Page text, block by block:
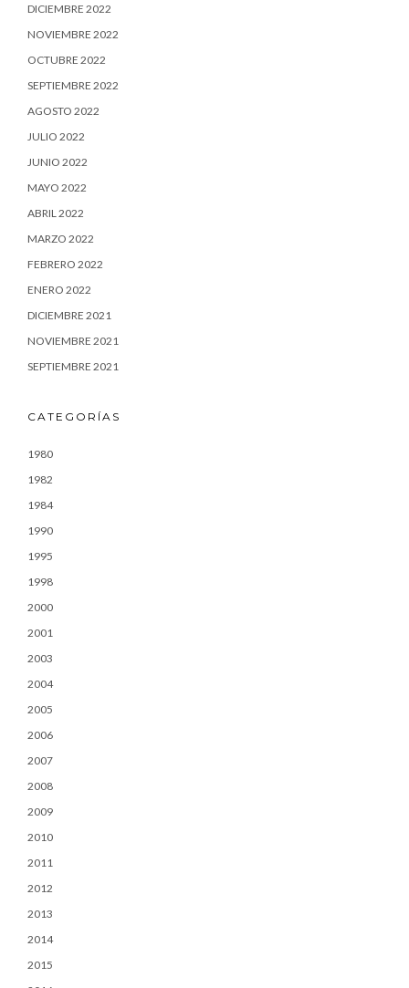
DICIEMBRE 2022
NOVIEMBRE 2022
OCTUBRE 2022
SEPTIEMBRE 2022
AGOSTO 2022
JULIO 2022
JUNIO 2022
MAYO 2022
ABRIL 2022
MARZO 2022
FEBRERO 2022
ENERO 2022
DICIEMBRE 2021
NOVIEMBRE 2021
SEPTIEMBRE 2021
CATEGORÍAS
1980
1982
1984
1990
1995
1998
2000
2001
2003
2004
2005
2006
2007
2008
2009
2010
2011
2012
2013
2014
2015